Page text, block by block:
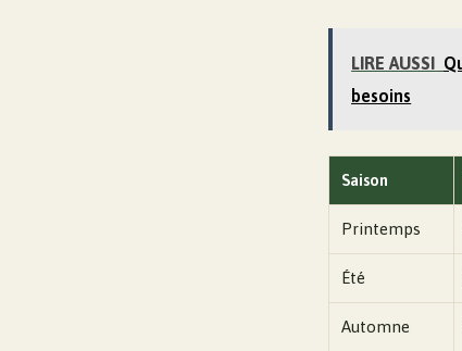
LIRE AUSSI
besoins
Saison
Printemps
Été
Automne